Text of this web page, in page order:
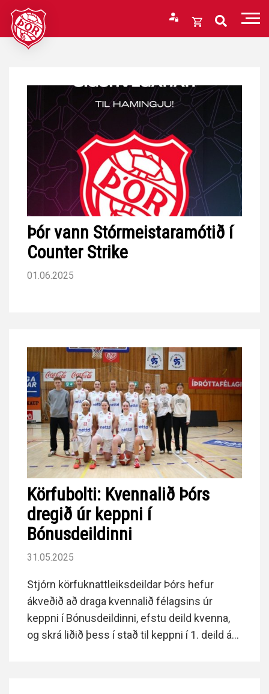
Fara
efni
Opna
Karfan er tóm.
Þór vann Stórmeistaramótið í
Counter Strike
01.06.2025
Körfubolti: Kvennalið Þórs
dregið úr keppni í
Bónusdeildinni
31.05.2025
Stjórn körfuknattleiksdeildar Þórs hefur
ákveðið að draga kvennalið félagsins úr
keppni í Bónusdeildinni, efstu deild kvenna,
og skrá liðið þess í stað til keppni í 1. deild á